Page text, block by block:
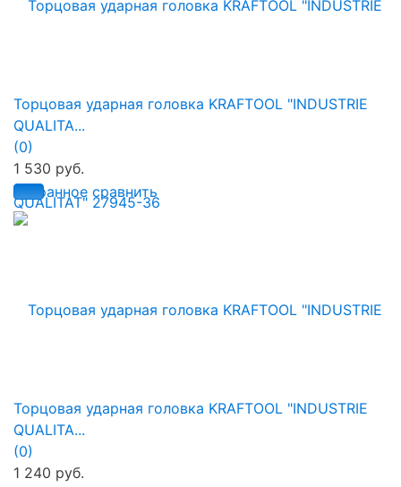
избранное сравнить
Торцовая ударная головка KRAFTOOL "INDUSTRIE
QUALITA...
(0)
1 530 руб.
Торцовая ударная головка KRAFTOOL "INDUSTRIE
QUALITA...
(0)
1 240 руб.